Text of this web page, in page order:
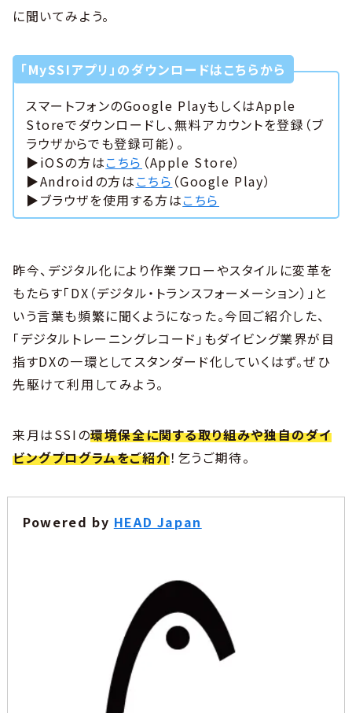
に聞いてみよう。
「MySSIアプリ」のダウンロードはこちらから
スマートフォンのGoogle PlayもしくはApple
Storeでダウンロードし、無料アカウントを登録（ブ
ラウザからでも登録可能）。
▶︎iOSの方はこちら （Apple Store）
▶︎Androidの方はこちら （Google Play）
▶︎ブラウザを使用する方はこちら
昨今、デジタル化により作業フローやスタイルに変革を
もたらす「DX（デジタル・トランスフォーメーション）」と
いう言葉も頻繁に聞くようになった。今回ご紹介した、
「デジタルトレーニングレコード」もダイビング業界が目
指すDXの一環としてスタンダード化していくはず。ぜひ
先駆けて利用してみよう。
来月はSSIの環境保全に関する取り組みや独自のダイ
ビングプログラムをご紹介！乞うご期待。
Powered by HEAD Japan